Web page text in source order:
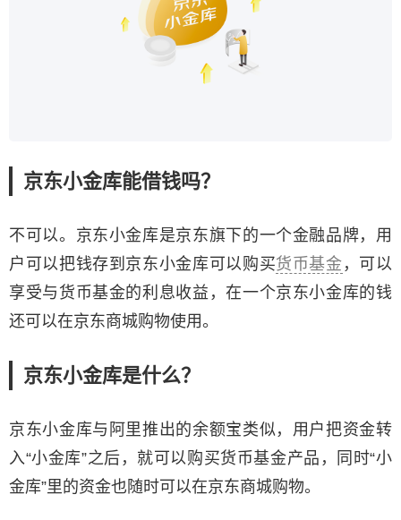
京东小金库能借钱吗？
不可以。京东小金库是京东旗下的一个金融品牌，用
户可以把钱存到京东小金库可以购买货币基金 ，可以
享受与货币基金的利息收益，在一个京东小金库的钱
还可以在京东商城购物使用。
京东小金库是什么？
京东小金库与阿里推出的余额宝类似，用户把资金转
入“小金库”之后，就可以购买货币基金产品，同时“小
金库”里的资金也随时可以在京东商城购物。